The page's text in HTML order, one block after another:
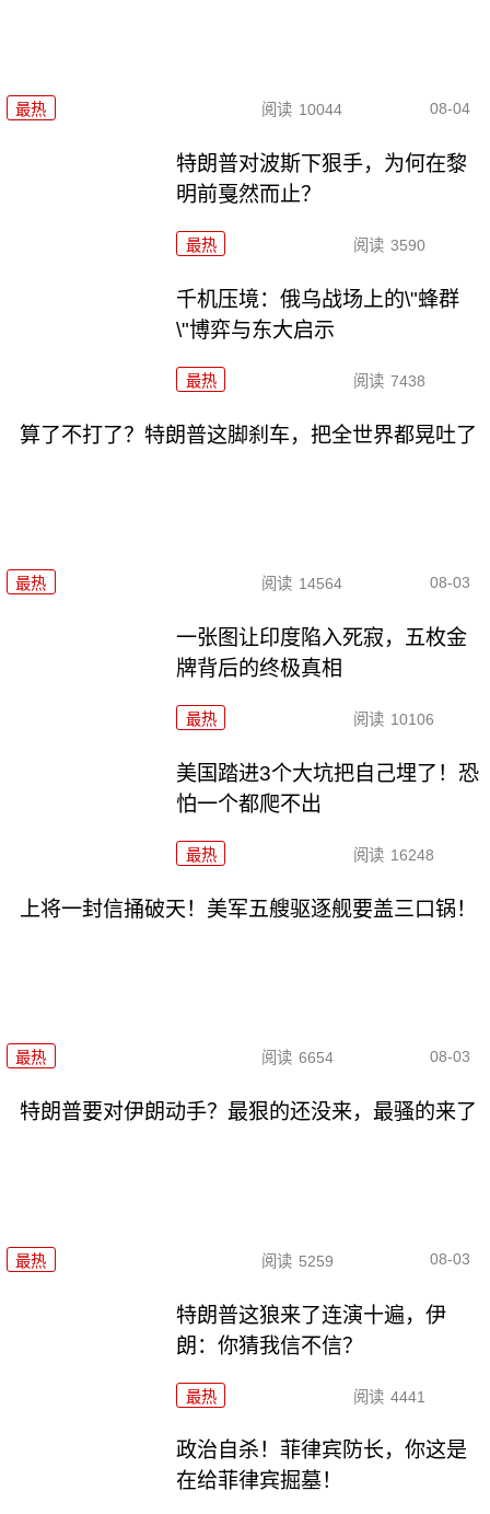
最热 阅读 10044 08-04
特朗普对波斯下狠手，为何在黎
明前戛然而止？
最热 阅读 3590
千机压境：俄乌战场上的\"蜂群
\"博弈与东大启示
最热 阅读 7438
算了不打了？特朗普这脚刹车，把全世界都晃吐了
最热 阅读 14564 08-03
一张图让印度陷入死寂，五枚金
牌背后的终极真相
最热 阅读 10106
美国踏进3个大坑把自己埋了！恐
怕一个都爬不出
最热 阅读 16248
上将一封信捅破天！美军五艘驱逐舰要盖三口锅！
最热 阅读 6654 08-03
特朗普要对伊朗动手？最狠的还没来，最骚的来了
最热 阅读 5259 08-03
特朗普这狼来了连演十遍，伊
朗：你猜我信不信？
最热 阅读 4441
政治自杀！菲律宾防长，你这是
在给菲律宾掘墓！